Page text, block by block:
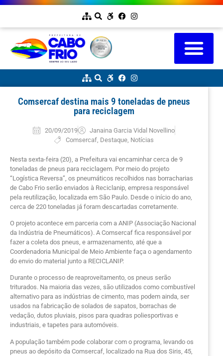
Comsercaf destina mais 9 toneladas de pneus
para reciclagem
20/09/2019
Janaina Garcia Vidal Novellino
Comsercaf Destaque Notícias
Nesta sexta-feira (20), a Prefeitura vai encaminhar cerca de 9
toneladas de pneus para reciclagem. Por meio do projeto
“Logística Reversa”, os pneumáticos recolhidos nas borracharias
de Cabo Frio serão enviados à Reciclanip, empresa responsável
pela reutilização, localizada em São Paulo. Desde o início do ano,
cerca de 220 toneladas já foram descartadas corretamente.
O projeto acontece em parceria com a ANIP (Associação Nacional
da Indústria de Pneumáticos). A Comsercaf fica responsável por
fazer a coleta dos pneus, e armazenamento, até que a
Coordenadoria Municipal de Meio Ambiente faça o agendamento
do envio do material junto a RECICLANIP.
Durante o processo de reaproveitamento, os pneus serão
triturados. Na maioria das vezes, são utilizados como combustível
alternativo para as indústrias de cimento, mas podem ainda, ser
usados na fabricação de solados de sapatos, borrachas de
vedação, dutos pluviais, pisos para quadras poliesportivas e
industriais, e tapetes para automóveis.
A população também pode colaborar com o programa, levando os
pneus ao depósito da Comsercaf, localizado na Rua dos Siris, 45,